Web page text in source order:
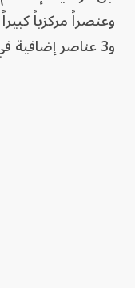
وعنصراً مركزياً
و3 عناصر إضافية في الأسفل.